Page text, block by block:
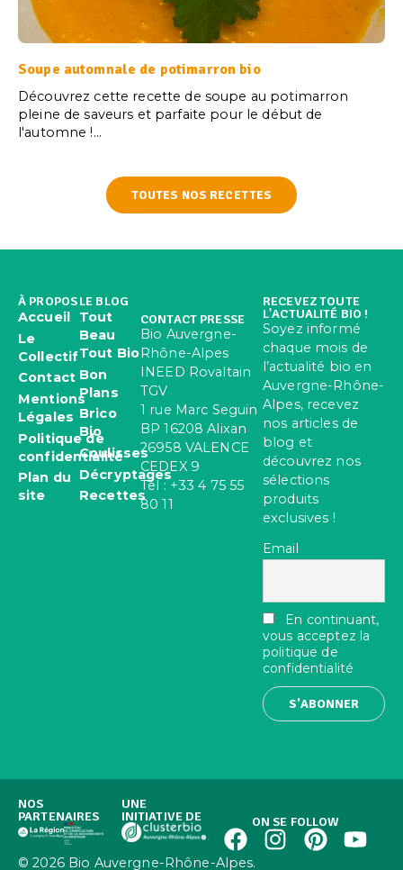
Soupe automnale de potimarron bio
Découvrez cette recette de soupe au potimarron
pleine de saveurs et parfaite pour le début de
l'automne !...
TOUTES NOS RECETTES
À PROPOS
Accueil
Le
Collectif
Contact
Mentions
Légales
Politique de
confidentialité
Plan du
site
LE BLOG
Tout
Beau
Tout Bio
Bon
Plans
Brico
Bio
Coulisses
Décryptages
Recettes
CONTACT PRESSE
Bio Auvergne-
Rhône-Alpes
INEED Rovaltain
TGV
1 rue Marc Seguin
BP 16208 Alixan
26958 VALENCE
CEDEX 9
Tel : +33 4 75 55
80 11
RECEVEZ TOUTE
L'ACTUALITÉ BIO !
Soyez informé
chaque mois de
l’actualité bio en
Auvergne-Rhône-
Alpes, recevez
nos articles de
blog et
découvrez nos
sélections
produits
exclusives !
Email
En continuant,
vous acceptez la
politique de
confidentialité
NOS
PARTENAIRES
UNE
INITIATIVE DE ON SE FOLLOW
© 2026 Bio Auvergne-Rhône-Alpes.